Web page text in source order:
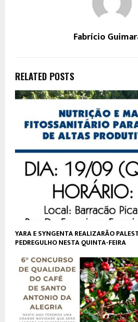
Fabrício
RELATED POSTS
YARA E SYNGENTA REALIZARÃO
PEDREGULHO NESTA QUINTA-FEIRA